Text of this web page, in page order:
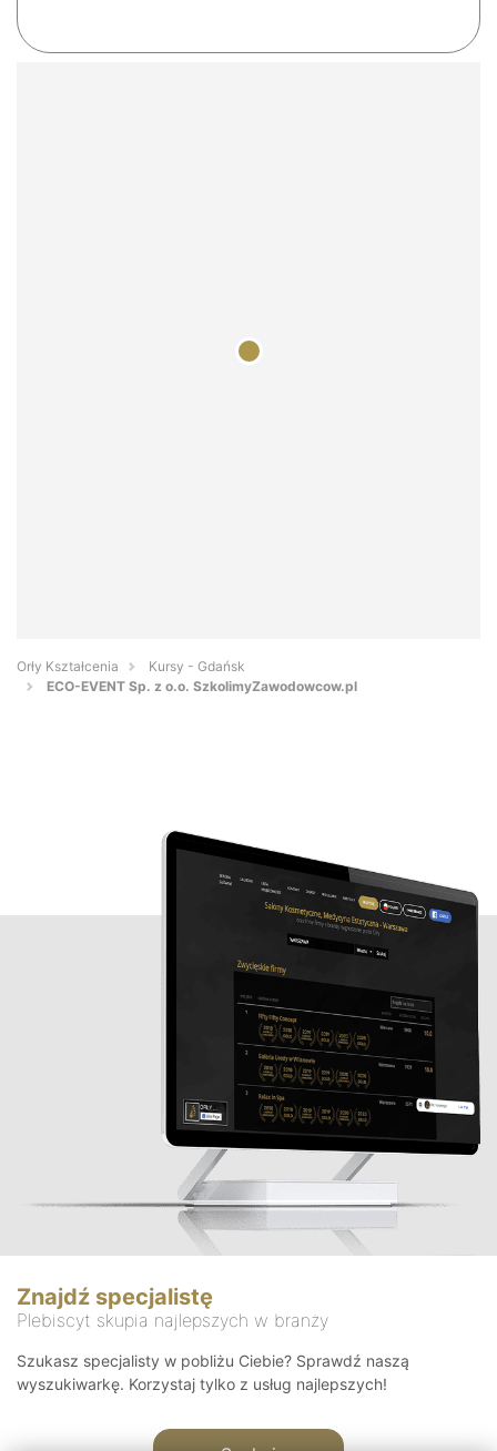
Orły Kształcenia
Kursy - Gdańsk
ECO-EVENT Sp. z o.o. SzkolimyZawodowcow.pl
Znajdź specjalistę
Plebiscyt skupia najlepszych w branży
Szukasz specjalisty w pobliżu Ciebie? Sprawdź naszą
wyszukiwarkę. Korzystaj tylko z usług najlepszych!